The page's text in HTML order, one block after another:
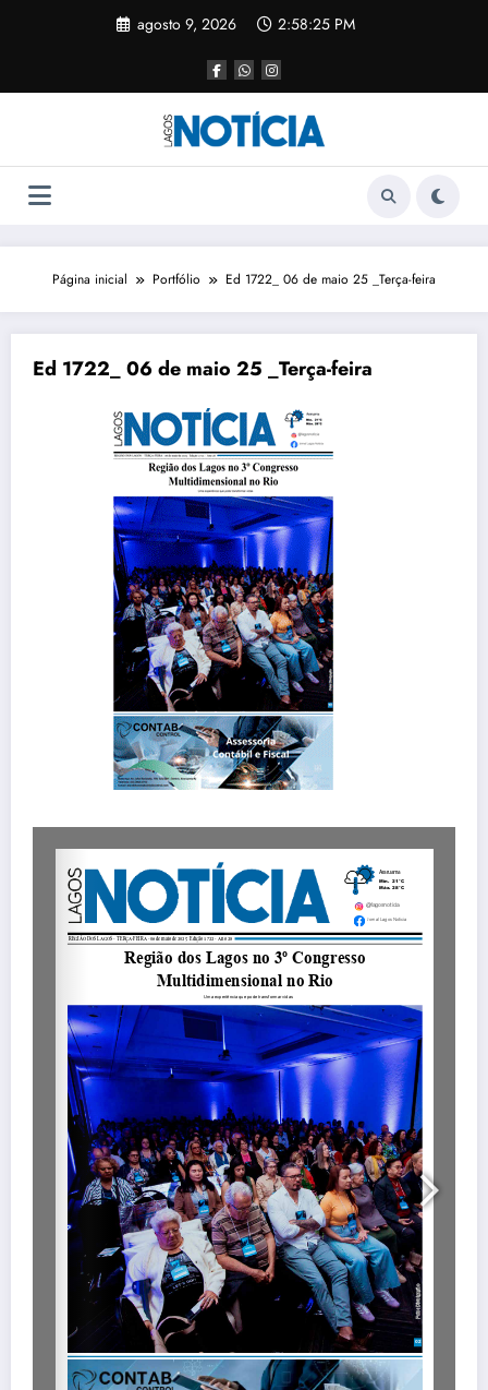
agosto 9, 2026 2:58:25 PM
Página inicial Portfólio Ed 1722_ 06 de maio 25 _Terça-feira
Ed 1722_ 06 de maio 25 _Terça-feira